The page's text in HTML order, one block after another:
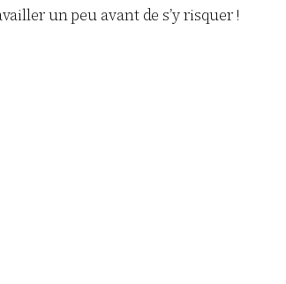
un peu avant de s’y risquer !